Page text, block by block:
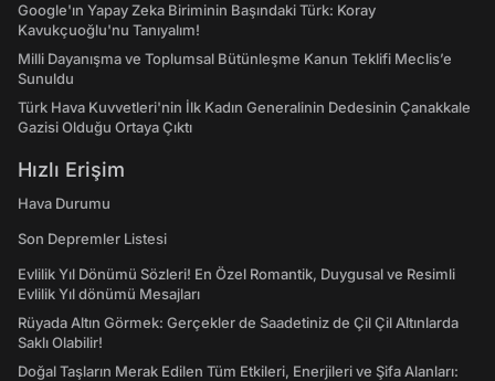
Google'ın Yapay Zeka Biriminin Başındaki Türk: Koray
Kavukçuoğlu'nu Tanıyalım!
Milli Dayanışma ve Toplumsal Bütünleşme Kanun Teklifi Meclis’e
Sunuldu
Türk Hava Kuvvetleri'nin İlk Kadın Generalinin Dedesinin Çanakkale
Gazisi Olduğu Ortaya Çıktı
Hızlı Erişim
Hava Durumu
Son Depremler Listesi
Evlilik Yıl Dönümü Sözleri! En Özel Romantik, Duygusal ve Resimli
Evlilik Yıl dönümü Mesajları
Rüyada Altın Görmek: Gerçekler de Saadetiniz de Çil Çil Altınlarda
Saklı Olabilir!
Doğal Taşların Merak Edilen Tüm Etkileri, Enerjileri ve Şifa Alanları: